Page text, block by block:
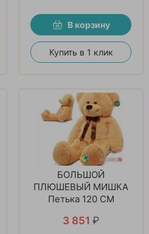
В корзину
Купить в 1 клик
БОЛЬШОЙ
ПЛЮШЕВЫЙ МИШКА
Петька 120 СМ
3 851 ₽